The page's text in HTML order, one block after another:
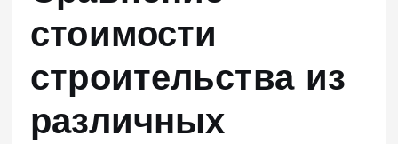
стоимости
строительства из
различных